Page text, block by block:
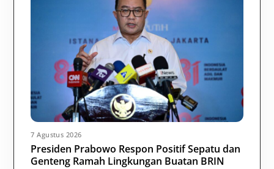
7 Agustus 2026
Presiden Prabowo Respon Positif Sepatu dan
Genteng Ramah Lingkungan Buatan BRIN